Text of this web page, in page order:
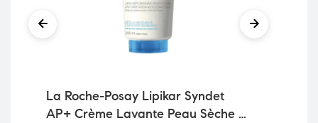
La Roche-Posay Lipikar Syndet
AP+ Crème Lavante Peau Sèche et